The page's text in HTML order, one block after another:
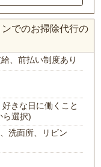
でのお掃除代行の
給、前払い制度あり
きな日に働くこと
ら選択)
洗面所、リビン